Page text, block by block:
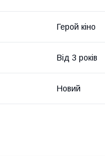
Герой кіно
Від 3 років
Новий